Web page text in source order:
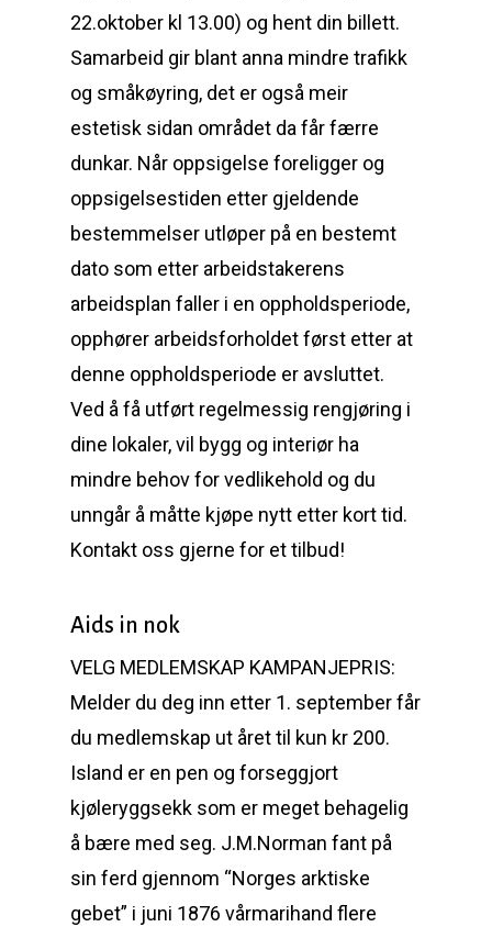
22.oktober kl 13.00) og hent din billett.
Samarbeid gir blant anna mindre trafikk
og småkøyring, det er også meir
estetisk sidan området da får færre
dunkar. Når oppsigelse foreligger og
oppsigelsestiden etter gjeldende
bestemmelser utløper på en bestemt
dato som etter arbeidstakerens
arbeidsplan faller i en oppholdsperiode,
opphører arbeidsforholdet først etter at
denne oppholdsperiode er avsluttet.
Ved å få utført regelmessig rengjøring i
dine lokaler, vil bygg og interiør ha
mindre behov for vedlikehold og du
unngår å måtte kjøpe nytt etter kort tid.
Kontakt oss gjerne for et tilbud!
Aids in nok
VELG MEDLEMSKAP KAMPANJEPRIS:
Melder du deg inn etter 1. september får
du medlemskap ut året til kun kr 200.
Island er en pen og forseggjort
kjøleryggsekk som er meget behagelig
å bære med seg. J.M.Norman fant på
sin ferd gjennom “Norges arktiske
gebet” i juni 1876 vårmarihand flere